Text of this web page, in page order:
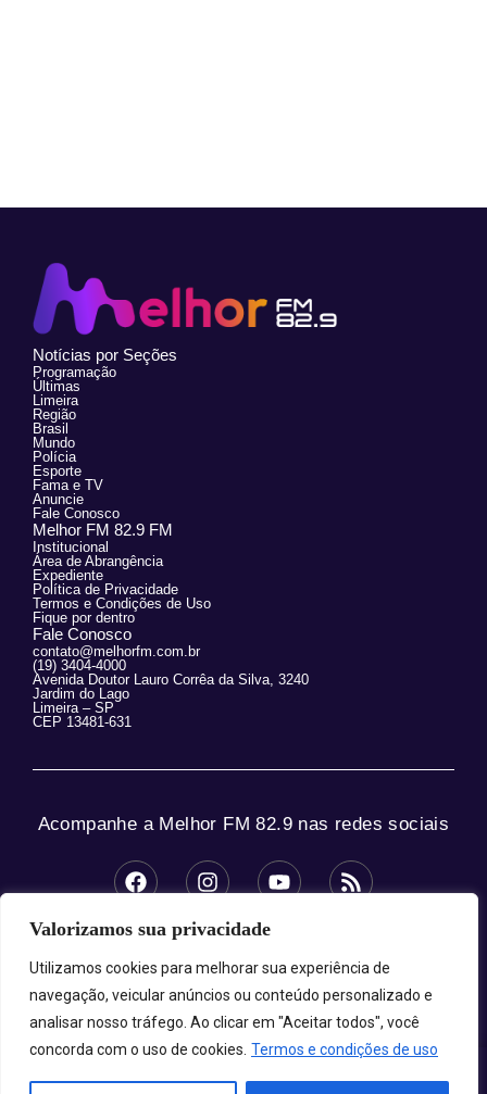
Valorizamos sua privacidade
Utilizamos cookies para melhorar sua experiência de
navegação, veicular anúncios ou conteúdo personalizado e
analisar nosso tráfego. Ao clicar em "Aceitar todos", você
concorda com o uso de cookies. Termos e condições de uso
Melhor FM 82.9 - A Sua Melhor Companhia!
Notícias por Seções
Programação
Últimas
Limeira
Região
Brasil
Mundo
Polícia
Esporte
Fama e TV
Anuncie
Fale Conosco
Melhor FM 82.9 FM
Institucional
Área de Abrangência
Expediente
Política de Privacidade
Termos e Condições de Uso
Fique por dentro
Fale Conosco
contato@melhorfm.com.br
(19) 3404-4000
Avenida Doutor Lauro Corrêa da Silva, 3240
Jardim do Lago
Limeira – SP
CEP 13481-631
Acompanhe a Melhor FM 82.9 nas redes sociais
© 2025 Melhor FM 82.9 – Todos os direitos
reservados.